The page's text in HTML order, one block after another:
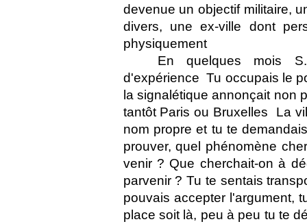
devenue un objectif militaire,
divers, une ex-ville dont
physiquement 
En quelques mois
d'expérience  Tu occupais le
la signalétique annonçait non
tantôt Paris ou Bruxelles  La
nom propre et tu te
prouver, quel phénomène
venir ? Que cherchait-on à
parvenir ? Tu te sentais
pouvais accepter l'argument,
place soit là, peu à peu tu te